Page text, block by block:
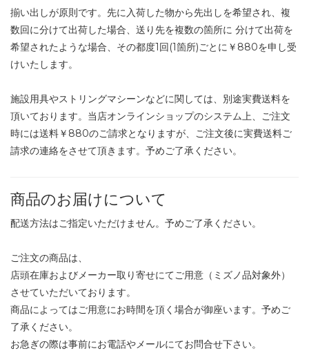
揃い出しが原則です。先に入荷した物から先出しを希望され、複
数回に分けて出荷した場合、送り先を複数の箇所に 分けて出荷を
希望されたような場合、その都度1回(1箇所)ごとに￥880を申し受
けいたします。
施設用具やストリングマシーンなどに関しては、別途実費送料を
頂いております。当店オンラインショップのシステム上、ご注文
時には送料￥880のご請求となりますが、ご注文後に実費送料ご
請求の連絡をさせて頂きます。予めご了承ください。
商品のお届けについて
配送方法はご指定いただけません。予めご了承ください。
ご注文の商品は、
店頭在庫およびメーカー取り寄せにてご用意（ミズノ品対象外）
させていただいております。
商品によってはご用意にお時間を頂く場合が御座います。予めご
了承ください。
お急ぎの際は事前にお電話やメールにてお問合せ下さい。